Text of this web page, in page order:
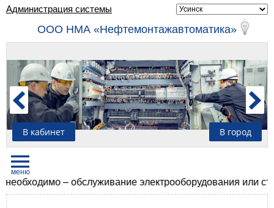
Администрация системы
ООО НМА «Нефтемонтажавтоматика»
В кабинет В город
– обслуживание электрооборудования или